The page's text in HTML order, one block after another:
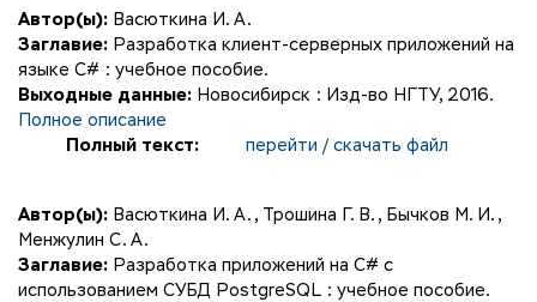
Автор(ы): Васюткина И. А.
Заглавие: Разработка клиент-серверных приложений на
языке C# : учебное пособие.
Выходные данные: Новосибирск : Изд-во НГТУ, 2016.
Полное описание
Полный текст:
перейти / скачать файл
Автор(ы): Васюткина И. А. , Трошина Г. В. , Бычков М. И. ,
Менжулин С. А.
Заглавие: Разработка приложений на С# с
использованием СУБД PostgreSQL : учебное пособие.